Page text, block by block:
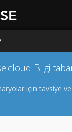
Bilgi
için tavsiye